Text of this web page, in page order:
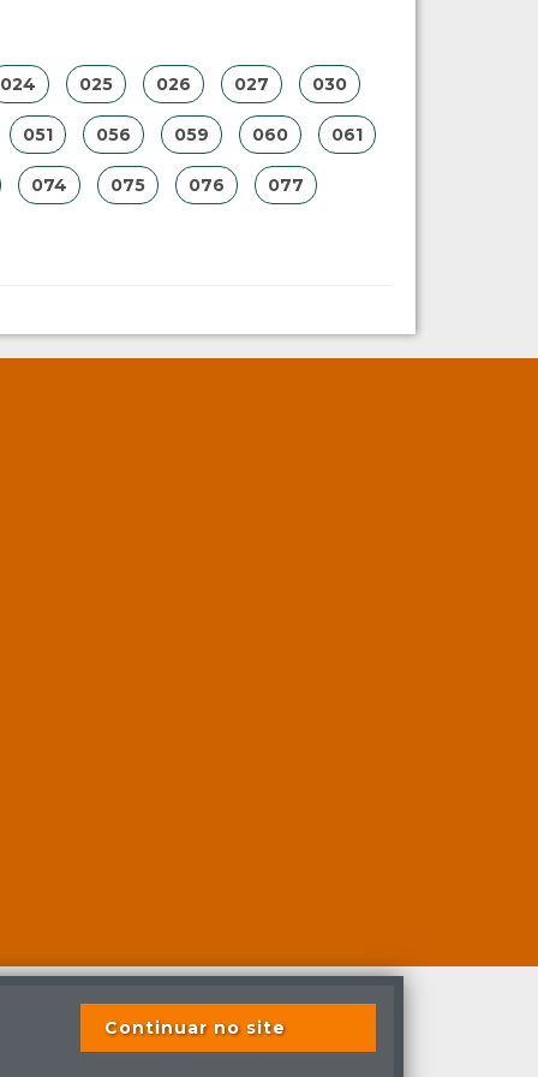
024 025 026 027 030
051 056 059 060 061
074 075 076 077
Continuar no site